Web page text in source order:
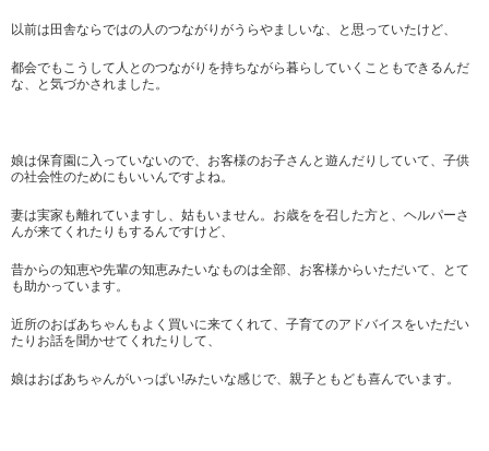
以前は田舎ならではの人のつながりがうらやましいな、と思っていたけど、
都会でもこうして人とのつながりを持ちながら暮らしていくこともできるんだ
な、と気づかされました。
娘は保育園に入っていないので、お客様のお子さんと遊んだりしていて、子供
の社会性のためにもいいんですよね。
妻は実家も離れていますし、姑もいません。お歳をを召した方と、ヘルパーさ
んが来てくれたりもするんですけど、
昔からの知恵や先輩の知恵みたいなものは全部、お客様からいただいて、とて
も助かっています。
近所のおばあちゃんもよく買いに来てくれて、子育てのアドバイスをいただい
たりお話を聞かせてくれたりして、
娘はおばあちゃんがいっぱい!みたいな感じで、親子ともども喜んでいます。